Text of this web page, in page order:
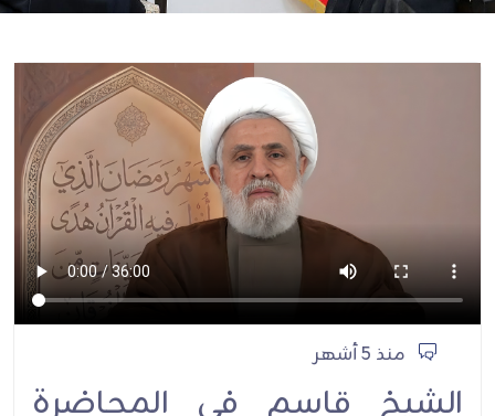
منذ 5 أشهر
الشيخ قاسم في المحاضرة